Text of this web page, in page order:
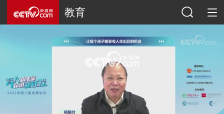
教育
網絡開小差了，請稍後再試